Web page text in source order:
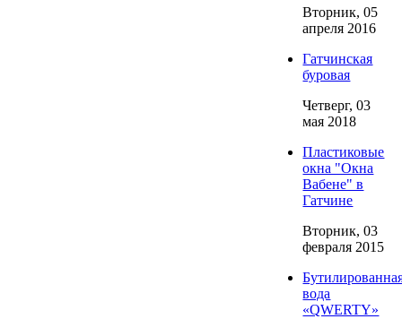
Вторник, 05
апреля 2016
Гатчинская
буровая
Четверг, 03
мая 2018
Пластиковые
окна "Окна
Вабене" в
Гатчине
Вторник, 03
февраля 2015
вода
«QWERTY»